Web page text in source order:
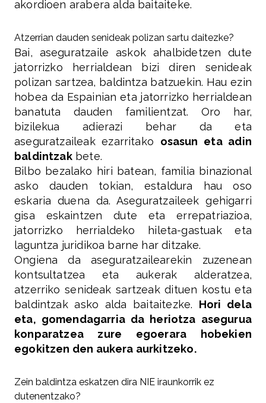
akordioen arabera alda baitaiteke.
Atzerrian dauden senideak polizan sartu daitezke?
Bai, aseguratzaile askok ahalbidetzen dute
jatorrizko herrialdean bizi diren senideak
polizan sartzea, baldintza batzuekin. Hau ezin
hobea da Espainian eta jatorrizko herrialdean
banatuta dauden familientzat. Oro har,
bizilekua adierazi behar da eta
aseguratzaileak ezarritako osasun eta adin
baldintzakbete.
Bilbo bezalako hiri batean, familia binazional
asko dauden tokian, estaldura hau oso
eskaria duena da. Aseguratzaileek gehigarri
gisa eskaintzen dute eta errepatriazioa,
jatorrizko herrialdeko hileta-gastuak eta
laguntza juridikoa barne har ditzake.
Ongiena da aseguratzailearekin zuzenean
kontsultatzea eta aukerak alderatzea,
atzerriko senideak sartzeak dituen kostu eta
baldintzak asko alda baitaitezke. Hori dela
eta, gomendagarria da heriotza asegurua
konparatzea zure egoerara hobekien
egokitzen den aukera aurkitzeko.
Zein baldintza eskatzen dira NIE iraunkorrik ez
dutenentzako?